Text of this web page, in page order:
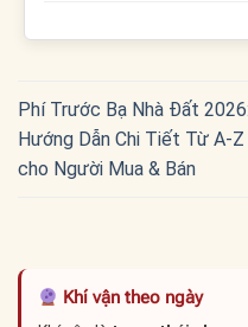
Phí Trước Bạ Nhà Đất 2026:
Hướng Dẫn Chi Tiết Từ A-Z
cho Người Mua & Bán
Khí vận theo ngày